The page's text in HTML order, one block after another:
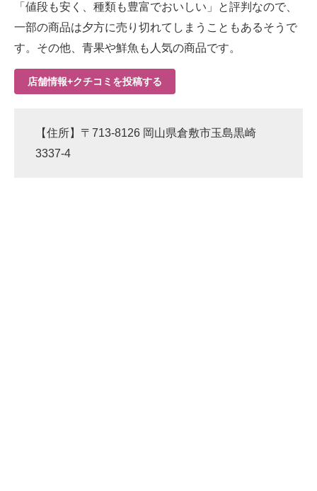
「値段も安く、種類も豊富でおいしい」と評判なので、
一部の商品は夕方に売り切れてしまうこともあるそうで
す。その他、青果や鮮魚も人気の商品です。
店舗情報+クチコミを投稿する
【住所】〒713-8126 岡山県倉敷市玉島黒崎
3337-4